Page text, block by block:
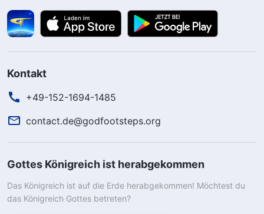
Kontakt
+49-152-1694-1485
contact.de@godfootsteps.org
Gottes Königreich ist herabgekommen
Das Königreich ist auf die Erde herabgekommen! Möchtest du
das Königreich Gottes betreten?